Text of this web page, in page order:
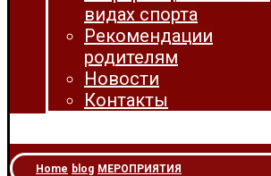
видах спорта
Рекомендации
родителям
Новости
Контакты
Home blog МЕРОПРИЯТИЯ